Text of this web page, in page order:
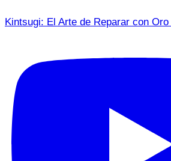
Kintsugi: El Arte de Reparar con